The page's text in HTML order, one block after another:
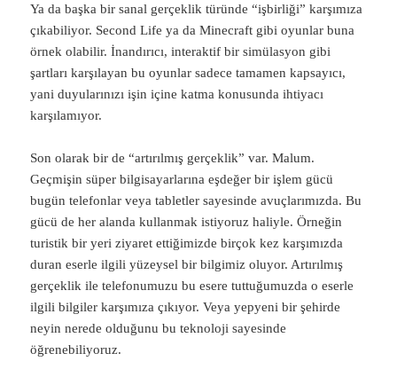
Ya da başka bir sanal gerçeklik türünde “işbirliği” karşımıza
çıkabiliyor. Second Life ya da Minecraft gibi oyunlar buna
örnek olabilir. İnandırıcı, interaktif bir simülasyon gibi
şartları karşılayan bu oyunlar sadece tamamen kapsayıcı,
yani duyularınızı işin içine katma konusunda ihtiyacı
karşılamıyor.
Son olarak bir de “artırılmış gerçeklik” var. Malum.
Geçmişin süper bilgisayarlarına eşdeğer bir işlem gücü
bugün telefonlar veya tabletler sayesinde avuçlarımızda. Bu
gücü de her alanda kullanmak istiyoruz haliyle. Örneğin
turistik bir yeri ziyaret ettiğimizde birçok kez karşımızda
duran eserle ilgili yüzeysel bir bilgimiz oluyor. Artırılmış
gerçeklik ile telefonumuzu bu esere tuttuğumuzda o eserle
ilgili bilgiler karşımıza çıkıyor. Veya yepyeni bir şehirde
neyin nerede olduğunu bu teknoloji sayesinde
öğrenebiliyoruz.